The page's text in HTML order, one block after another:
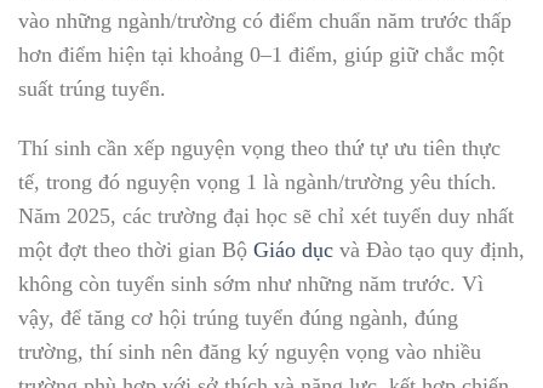
vào những ngành/trường có điểm chuẩn năm trước thấp
hơn điểm hiện tại khoảng 0–1 điểm, giúp giữ chắc một
suất trúng tuyển.
Thí sinh cần xếp nguyện vọng theo thứ tự ưu tiên thực
tế, trong đó nguyện vọng 1 là ngành/trường yêu thích.
Năm 2025, các trường đại học sẽ chỉ xét tuyển duy nhất
một đợt theo thời gian Bộ Giáo dục và Đào tạo quy định,
không còn tuyển sinh sớm như những năm trước. Vì
vậy, để tăng cơ hội trúng tuyển đúng ngành, đúng
trường, thí sinh nên đăng ký nguyện vọng vào nhiều